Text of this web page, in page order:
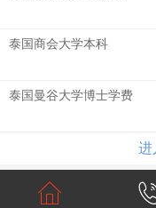
泰国商会大学本科
泰国曼谷大学博士学费
进